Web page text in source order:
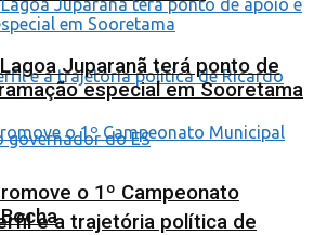
e a trajetória política de
Juparanã terá ponto de
especial em Sooretama
o 1º Campeonato